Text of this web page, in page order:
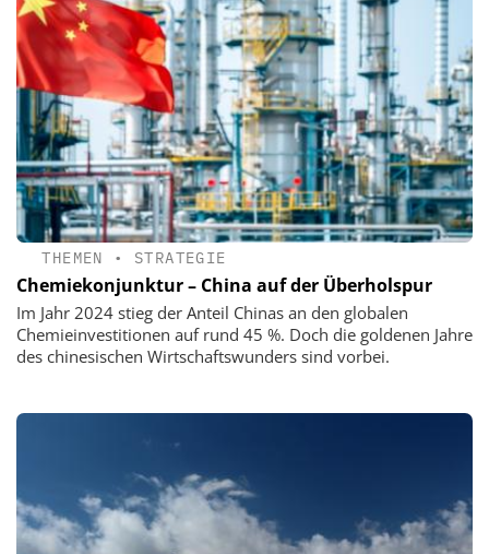
THEMEN • STRATEGIE
Chemiekonjunktur – China auf der Überholspur
Im Jahr 2024 stieg der Anteil Chinas an den globalen
Chemieinvestitionen auf rund 45 %. Doch die goldenen Jahre
des chinesischen Wirtschaftswunders sind vorbei.